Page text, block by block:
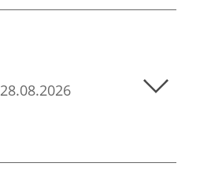
28.08.2026